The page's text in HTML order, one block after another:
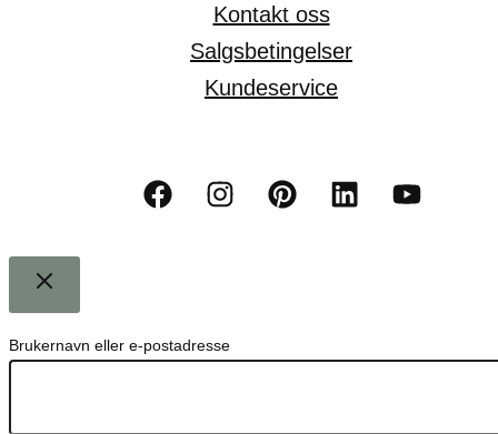
Kontakt oss
Salgsbetingelser
Kundeservice
Brukernavn eller e-postadresse